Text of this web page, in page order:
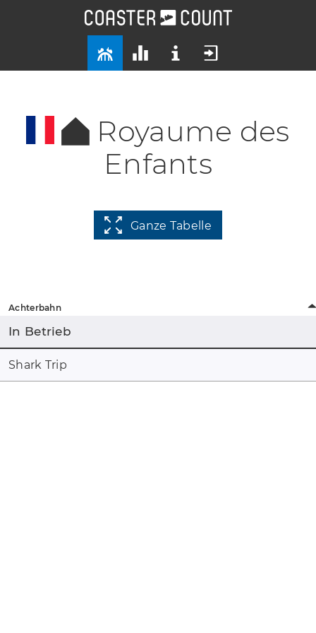
Royaume des
Enfants
Ganze Tabelle
Achterbahn
In Betrieb
Shark Trip